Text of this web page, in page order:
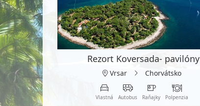
Rezort Koversada- pavilóny
Vrsar Chorvátsko
Vlastná Autobus Raňajky Polpenzia